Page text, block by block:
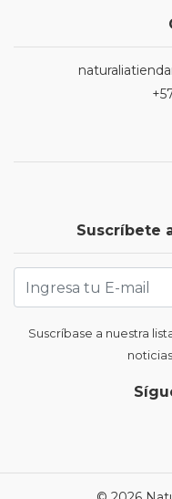
Suscríbete
Suscríbase a nuestra